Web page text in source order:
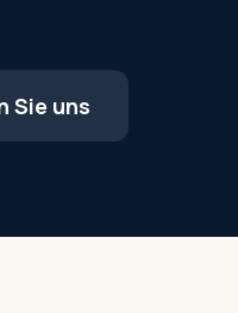
Sie uns